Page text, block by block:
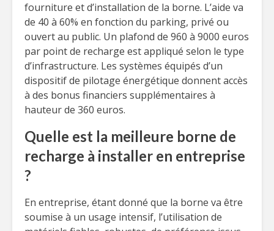
fourniture et d’installation de la borne. L’aide va
de 40 à 60% en fonction du parking, privé ou
ouvert au public. Un plafond de 960 à 9000 euros
par point de recharge est appliqué selon le type
d’infrastructure. Les systèmes équipés d’un
dispositif de pilotage énergétique donnent accès
à des bonus financiers supplémentaires à
hauteur de 360 euros.
Quelle est la meilleure borne de
recharge à installer en entreprise
?
En entreprise, étant donné que la borne va être
soumise à un usage intensif, l’utilisation de